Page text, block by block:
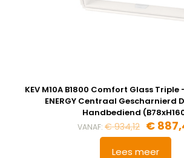
KEV M10A B1800 Comfort Glass Triple
ENERGY Centraal Gescharnierd
Handbediend
VANAF: €934,12 €
Lees meer